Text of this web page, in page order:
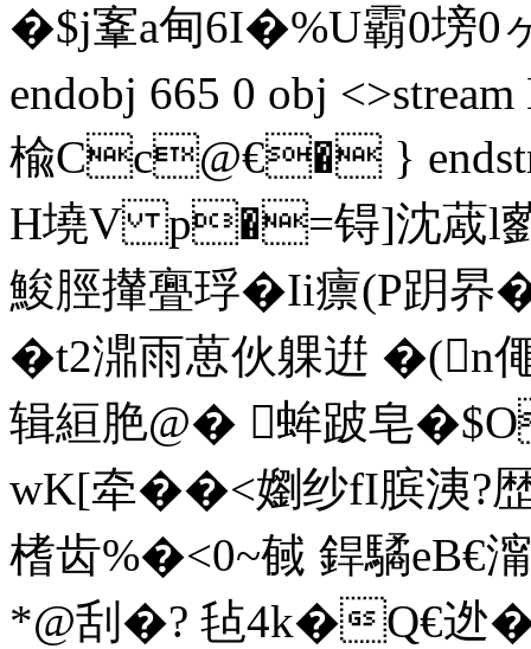
�$j鞌a甸6I�%U霸0塝0
endobj 665 0 obj
楡Cc@€� }
H墝V p�=锝]沈蒧l藰
鮻脛攆 亹琈�Ii癝(P跀
� t2濎雨葸伙躶逬 
辑絙脃@� 蛑跛皂
wK[牵��<嬼纱fI膑洟?
榰齿%�<0~戫 銲驈eB€
*@刮�? 毡4k�Q€迯